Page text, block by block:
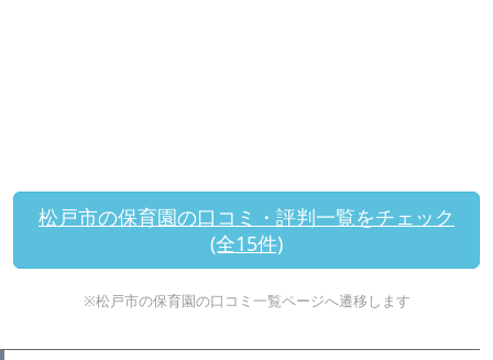
松戸市の保育園の口コミ・評判一覧をチェック
(全15件)
※松戸市の保育園の口コミ一覧ページへ遷移します